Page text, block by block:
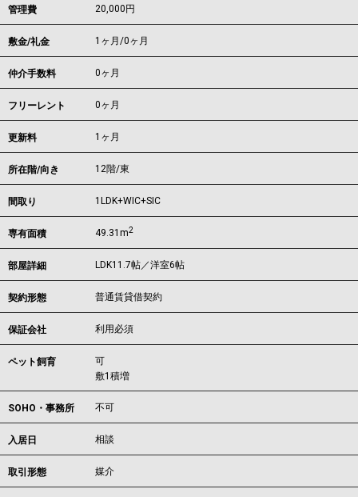
管理費 20,000円
敷金/礼金 1ヶ月/0ヶ月
仲介手数料 0ヶ月
フリーレント 0ヶ月
更新料 1ヶ月
所在階/向き 12階/東
間取り 1LDK+WIC+SIC
専有面積 49.31m2
部屋詳細 LDK11.7帖／洋室6帖
契約形態 普通賃貸借契約
保証会社 利用必須
ペット飼育
可
敷1積増
SOHO・事務所 不可
入居日 相談
取引形態 媒介